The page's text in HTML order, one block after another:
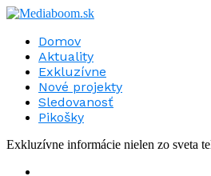
Domov
Aktuality
Exkluzívne
Nové projekty
Sledovanosť
Pikošky
Exkluzívne informácie nielen zo sveta